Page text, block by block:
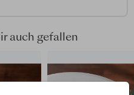
auch gefallen